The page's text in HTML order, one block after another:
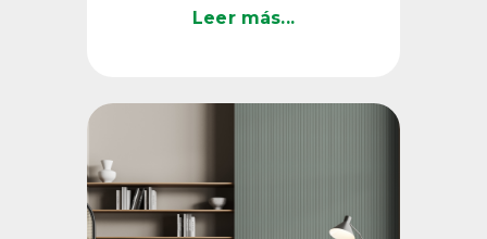
tecnología de alto nivel, ...
Leer más...